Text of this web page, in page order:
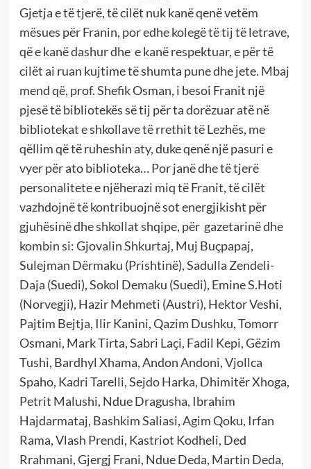
Gjetja e të tjerë, të cilët nuk kanë qenë vetëm
mësues për Franin, por edhe kolegë të tij të letrave,
që e kanë dashur dhe e kanë respektuar, e për të
cilët ai ruan kujtime të shumta pune dhe jete. Mbaj
mend që, prof. Shefik Osman, i besoi Franit një
pjesë të bibliotekës së tij për ta dorëzuar atë në
bibliotekat e shkollave të rrethit të Lezhës, me
qëllim që të ruheshin aty, duke qenë një pasuri e
vyer për ato biblioteka… Por janë dhe të tjerë
personalitete e njëherazi miq të Franit, të cilët
vazhdojnë të kontribuojnë sot energjikisht për
gjuhësinë dhe shkollat shqipe, për gazetarinë dhe
kombin si: Gjovalin Shkurtaj, Muj Buçpapaj,
Sulejman Dërmaku (Prishtinë), Sadulla Zendeli-
Daja (Suedi), Sokol Demaku (Suedi), Emine S.Hoti
(Norvegji), Hazir Mehmeti (Austri), Hektor Veshi,
Pajtim Bejtja, Ilir Kanini, Qazim Dushku, Tomorr
Osmani, Mark Tirta, Sabri Laçi, Fadil Kepi, Gëzim
Tushi, Bardhyl Xhama, Andon Andoni, Vjollca
Spaho, Kadri Tarelli, Sejdo Harka, Dhimitër Xhoga,
Petrit Malushi, Ndue Dragusha, Ibrahim
Hajdarmataj, Bashkim Saliasi, Agim Qoku, Irfan
Rama, Vlash Prendi, Kastriot Kodheli, Ded
Rrahmani, Gjergj Frani, Ndue Deda, Martin Deda,